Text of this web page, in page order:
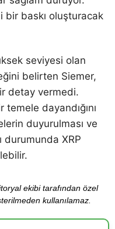
baskı oluşturacak
seviyesi olan
belirten Siemer,
detay vermedi.
dayandığını
duyurulması ve
durumunda XRP
ekibi tarafından özel
kullanılamaz.